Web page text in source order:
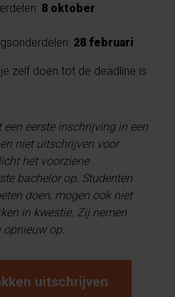
8 oktober
28 februari
zelf doen tot de deadline is
een eerste inschrijving in een
niet uitschrijven voor
het voorziene
bachelor op. Studenten
doen, mogen ook niet
in kwestie. Zij nemen
opnieuw op.
uitschrijven